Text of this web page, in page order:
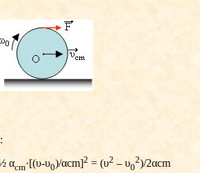
αcm·[(υ-υ0)/αcm]2 = (υ2 – υ0
2)/2αcm